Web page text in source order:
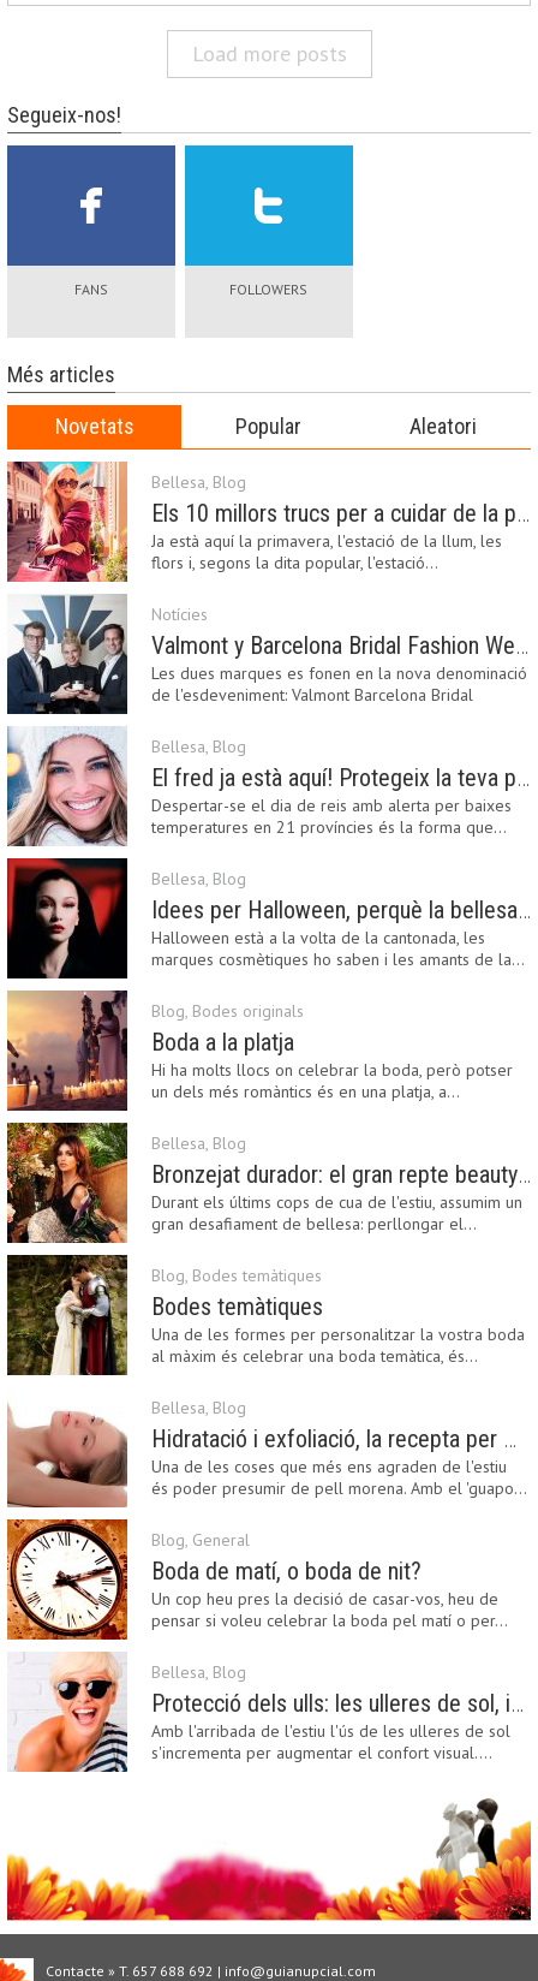
Load more posts
Segueix-nos!
FANS FOLLOWERS
Més articles
Novetats Popular Aleatori
Bellesa, Blog
Els 10 millors trucs per a cuidar de la pell a la primavera
Ja està aquí la primavera, l'estació de la llum, les
flors i, segons la dita popular, l'estació…
Notícies
Valmont y Barcelona Bridal Fashion Week s’uneixen per donar impuls a la creativitat, la innovació i el disseny de la moda nupcial
Les dues marques es fonen en la nova denominació
de l'esdeveniment: Valmont Barcelona Bridal
Bellesa, Blog
El fred ja està aquí! Protegeix la teva pell amb els nostres consells i propostes
Despertar-se el dia de reis amb alerta per baixes
temperatures en 21 províncies és la forma que…
Bellesa, Blog
Idees per Halloween, perquè la bellesa pot ser terrorífica
Halloween està a la volta de la cantonada, les
marques cosmètiques ho saben i les amants de la…
Blog, Bodes originals
Boda a la platja
Hi ha molts llocs on celebrar la boda, però potser
un dels més romàntics és en una platja, a…
Bellesa, Blog
Bronzejat durador: el gran repte beauty del final de l’estiu
Durant els últims cops de cua de l'estiu, assumim un
gran desafiament de bellesa: perllongar el…
Blog, Bodes temàtiques
Bodes temàtiques
Una de les formes per personalitzar la vostra boda
al màxim és celebrar una boda temàtica, és…
Bellesa, Blog
Hidratació i exfoliació, la recepta per mantenir el bronzejat
Una de les coses que més ens agraden de l'estiu
és poder presumir de pell morena. Amb el 'guapo…
Blog, General
Boda de matí, o boda de nit?
Un cop heu pres la decisió de casar-vos, heu de
pensar si voleu celebrar la boda pel matí o per…
Bellesa, Blog
Protecció dels ulls: les ulleres de sol, imprescindibles en una boda estiuenca
Amb l'arribada de l'estiu l'ús de les ulleres de sol
s'incrementa per augmentar el confort visual.…
Contacte » T. 657 688 692 | info@guianupcial.com